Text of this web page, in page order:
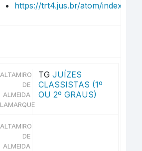
https://trt4.jus.br/atom/
ALTAMIRO
DE
ALMEIDA
LAMARQUE
TGJUÍZES
CLASSISTAS (1º
OU 2º GRAUS)
ALTAMIRO
DE
ALMEIDA